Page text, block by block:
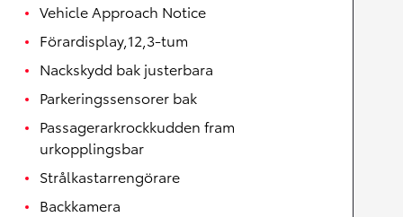
Vehicle Approach Notice
Förardisplay,12,3-tum
Nackskydd bak justerbara
Parkeringssensorer bak
Passagerarkrockkudden fram
urkopplingsbar
Strålkastarrengörare
Backkamera